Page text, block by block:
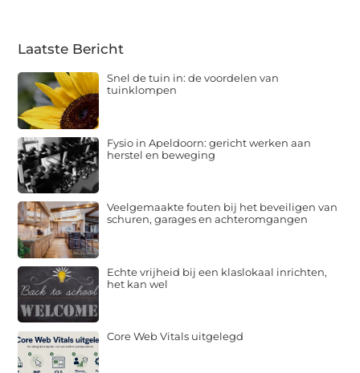
Laatste Bericht
Snel de tuin in: de voordelen van
tuinklompen
Fysio in Apeldoorn: gericht werken aan
herstel en beweging
Veelgemaakte fouten bij het beveiligen van
schuren, garages en achteromgangen
Echte vrijheid bij een klaslokaal inrichten,
het kan wel
Core Web Vitals uitgelegd